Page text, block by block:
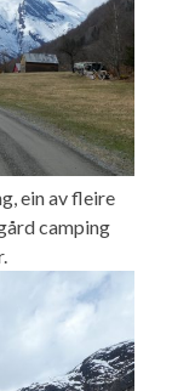
ein av fleire
camping